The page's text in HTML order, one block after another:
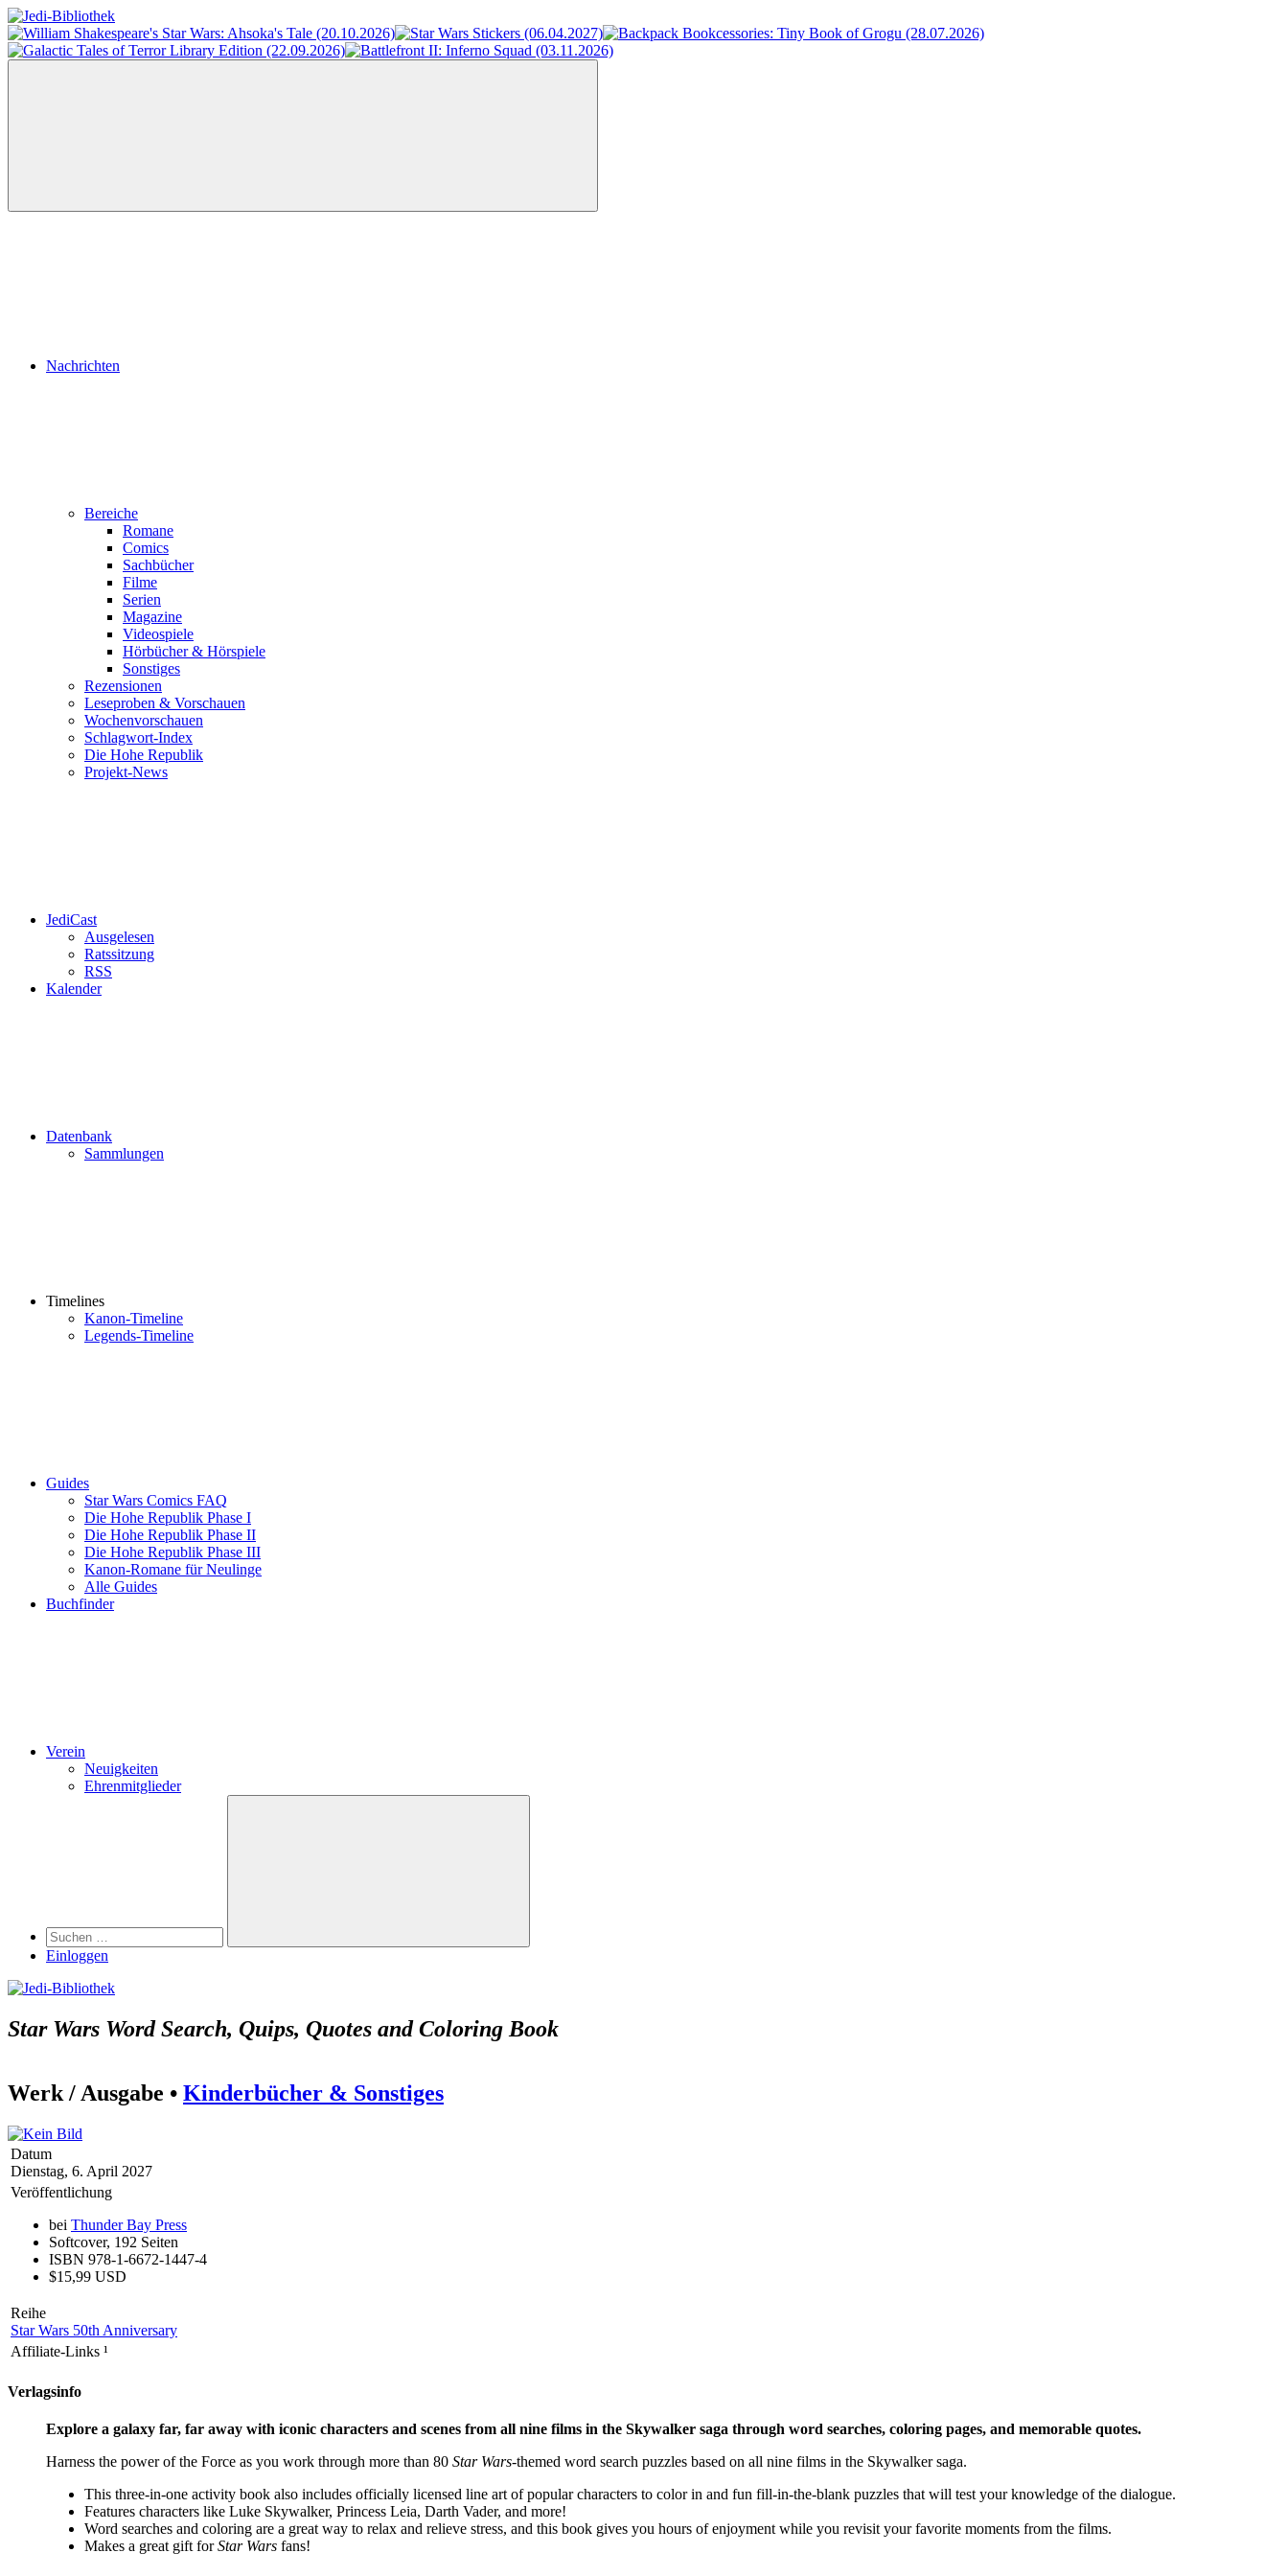
Zum
Inhalt
springen
Jedi-
Bibliothek
Das
Portal
Menü
Nachrichten
Bereiche
Romane
Comics
Sachbücher
Filme
Serien
Magazine
Videospiele
Hörbücher & Hörspiele
Sonstiges
Rezensionen
Leseproben & Vorschauen
Wochenvorschauen
Schlagwort-Index
Die Hohe Republik
Projekt-News
JediCast
Ausgelesen
Ratssitzung
RSS
Kalender
Datenbank
Sammlungen
Timelines
Kanon-Timeline
Legends-Timeline
Guides
Star Wars Comics FAQ
Die Hohe Republik Phase I
Die Hohe Republik Phase II
Die Hohe Republik Phase III
Kanon-Romane für Neulinge
Alle Guides
Buchfinder
Verein
Neuigkeiten
Ehrenmitglieder
Suchen
Einloggen
Star Wars Word Search, Quips, Quotes and Coloring Book
Werk / Ausgabe • Kinderbücher & Sonstiges
Datum
Dienstag, 6. April 2027
Veröffentlichung
bei Thunder Bay Press
Softcover, 192 Seiten
ISBN 978-1-6672-1447-4
$15,99 USD
Reihe
Star Wars 50th Anniversary
Affiliate-Links ¹
Verlagsinfo
Explore a galaxy far, far away with iconic characters and scenes from all nine films in the Skywalker saga through word searches, coloring pages, and memorable quotes.
Harness the power of the Force as you work through more than 80 Star Wars-themed word search puzzles based on all nine films in the Skywalker saga.
This three-in-one activity book also includes officially licensed line art of popular characters to color in and fun fill-in-the-blank puzzles that will test your knowledge of the dialogue.
Features characters like Luke Skywalker, Princess Leia, Darth Vader, and more!
Word searches and coloring are a great way to relax and relieve stress, and this book gives you hours of enjoyment while you revisit your favorite moments from the films.
Makes a great gift forStar Wars fans!